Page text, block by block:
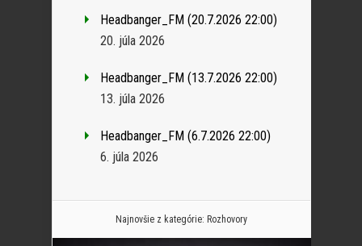
Headbanger_FM (20.7.2026 22:00)
20. júla 2026
Headbanger_FM (13.7.2026 22:00)
13. júla 2026
Headbanger_FM (6.7.2026 22:00)
6. júla 2026
Najnovšie z kategórie: Rozhovory